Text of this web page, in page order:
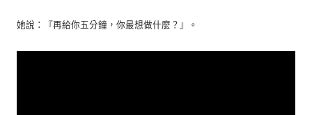
她說：『再給你五分鐘，你最想做什麼？』。